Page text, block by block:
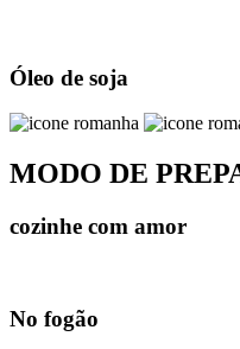
Óleo de soja
MODO DE
cozinhe com amor
No fogão